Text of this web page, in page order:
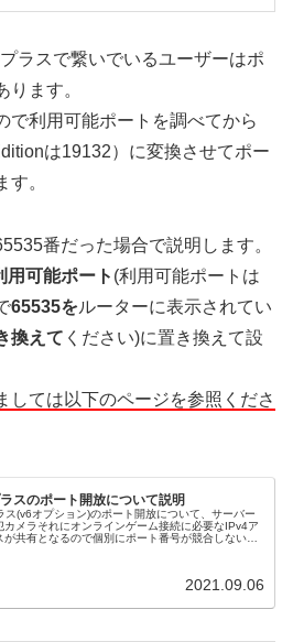
ラスで繋いでいるユーザーはポ
ります。
で利用可能ポートを調べてから
は19132）に変換させてポー
す。
番だった場合で説明します。
用可能ポート (利用可能ポートは
65535をルーターに表示されてい
換えて ください)に置き換えて設
しては以下のページを参照くださ
スのポート開放について説明
ス(v6オプション)のポート開放について、サーバー
カメラそれにオンラインゲーム接続に必要なIPv4ア
が共有となるので個別にポート番号が競合しないよ
2021.09.06